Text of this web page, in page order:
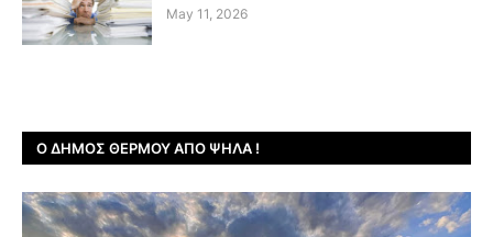
May 11, 2026
Ο ΔΉΜΟΣ ΘΈΡΜΟΥ ΑΠΌ ΨΗΛΆ !